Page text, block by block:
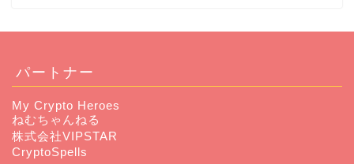
パートナー
My Crypto Heroes
ねむちゃんねる
株式会社VIPSTAR
CryptoSpells